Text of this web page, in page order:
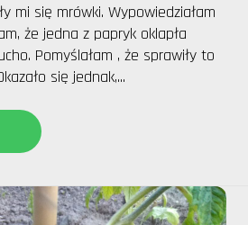
mi się mrówki. Wypowiedziałam
że jedna z papryk oklapła
Pomyślałam , że sprawiły to
się jednak,...